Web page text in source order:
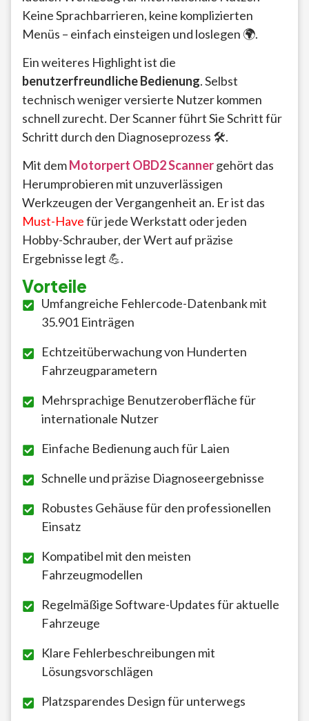
Keine Sprachbarrieren, keine komplizierten
Menüs – einfach einsteigen und loslegen 🌍.
Ein weiteres Highlight ist die
benutzerfreundliche Bedienung. Selbst
technisch weniger versierte Nutzer kommen
schnell zurecht. Der Scanner führt Sie Schritt für
Schritt durch den Diagnoseprozess 🛠️.
Mit demMotorpert OBD2 Scannergehört das
Herumprobieren mit unzuverlässigen
Werkzeugen der Vergangenheit an. Er ist das
Must-Havefür jede Werkstatt oder jeden
Hobby-Schrauber, der Wert auf präzise
Ergebnisse legt 💪.
Vorteile
Umfangreiche Fehlercode-Datenbank mit
35.901 Einträgen
Echtzeitüberwachung von Hunderten
Fahrzeugparametern
Mehrsprachige Benutzeroberfläche für
internationale Nutzer
Einfache Bedienung auch für Laien
Schnelle und präzise Diagnoseergebnisse
Robustes Gehäuse für den professionellen
Einsatz
Kompatibel mit den meisten
Fahrzeugmodellen
Regelmäßige Software-Updates für aktuelle
Fahrzeuge
Klare Fehlerbeschreibungen mit
Lösungsvorschlägen
Platzsparendes Design für unterwegs